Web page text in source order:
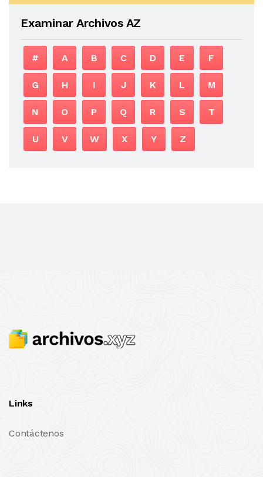
Examinar Archivos AZ
# A B C D E F
G H I J K L M
N O P Q R S T
U V W X Y Z
Links
Contáctenos